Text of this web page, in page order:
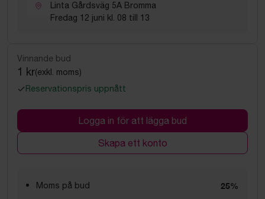
Linta Gårdsväg 5A Bromma
Fredag 12 juni kl. 08 till 13
Vinnande bud
1 kr(exkl. moms)
Reservationspris uppnått
Logga in för att lägga bud
Skapa ett konto
Moms på bud 25%